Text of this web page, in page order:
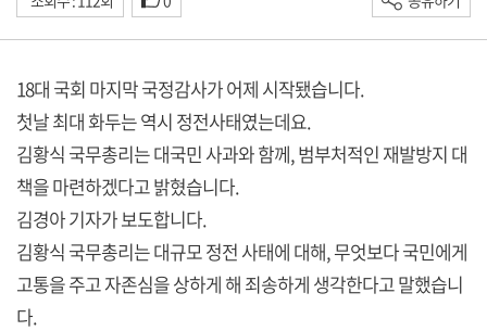
18대 국회 마지막 국정감사가 어제 시작됐습니다.
첫날 최대 화두는 역시 정전사태였는데요.
김황식 국무총리는 대국민 사과와 함께, 범부처적인 재발방지 대
책을 마련하겠다고 밝혔습니다.
김경아 기자가 보도합니다.
김황식 국무총리는 대규모 정전 사태에 대해, 무엇보다 국민에게
고통을 주고 자존심을 상하게 해 죄송하게 생각한다고 말했습니
다.